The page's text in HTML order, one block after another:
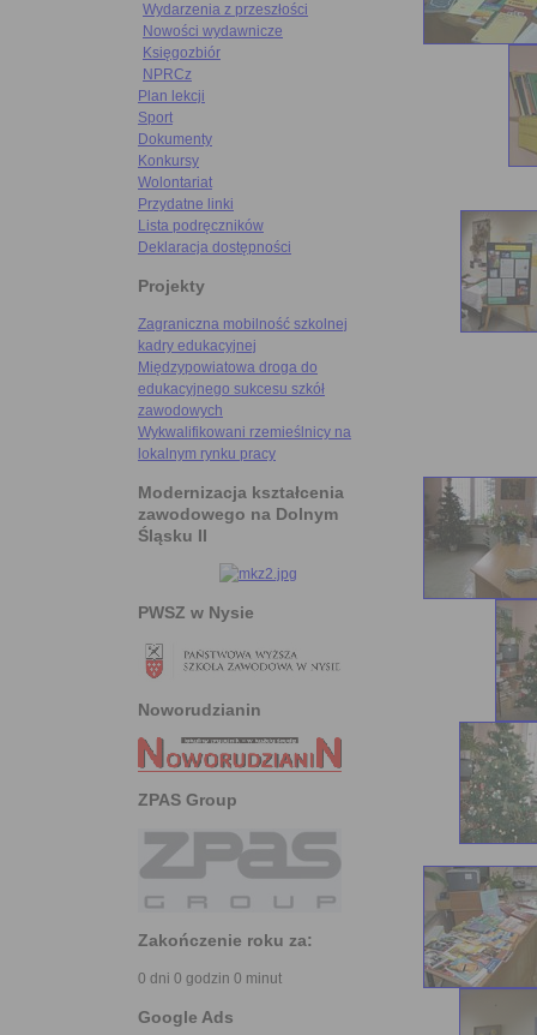
Wydarzenia z przeszłości
Nowości wydawnicze
Księgozbiór
NPRCz
Plan lekcji
Sport
Dokumenty
Konkursy
Wolontariat
Przydatne linki
Lista podręczników
Deklaracja dostępności
Projekty
Zagraniczna mobilność szkolnej
kadry edukacyjnej
Międzypowiatowa droga do
edukacyjnego sukcesu szkół
zawodowych
Wykwalifikowani rzemieślnicy na
lokalnym rynku pracy
Modernizacja kształcenia
zawodowego na Dolnym
Śląsku II
PWSZ w Nysie
Noworudzianin
ZPAS Group
Zakończenie roku za:
0 dni 0 godzin 0 minut
Google Ads